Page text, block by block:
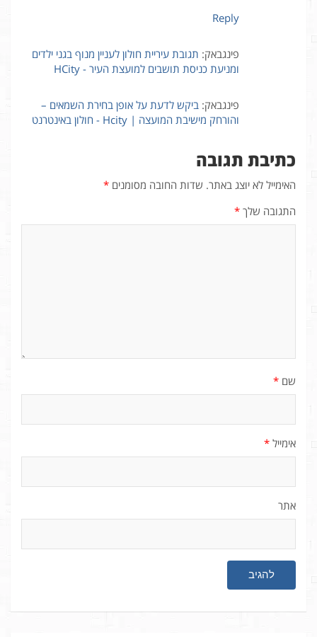
Reply
פינגבאק: תגובת עיריית חולון לעניין מנוף בגני ילדים
ומניעת כניסת תושבים למועצת העיר - HCity
פינגבאק: ביקש לדעת על אופן בחירת השמאים –
והורחק מישיבת המועצה | Hcity - חולון באינטרנט
כתיבת תגובה
האימייל לא יוצג באתר. שדות החובה מסומנים *
התגובה שלך *
שם *
אימייל *
אתר